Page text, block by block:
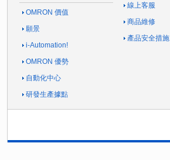
OMRON 價值
願景
i-Automation!
OMRON 優勢
自動化中心
研發生產據點
線上客服
商品維修
產品安全措施